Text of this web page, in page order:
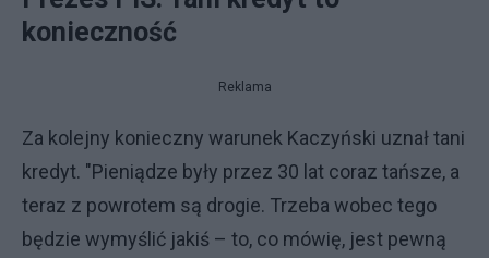
konieczność
Reklama
Za kolejny konieczny warunek Kaczyński uznał tani
kredyt. "Pieniądze były przez 30 lat coraz tańsze, a
teraz z powrotem są drogie. Trzeba wobec tego
będzie wymyślić jakiś – to, co mówię, jest pewną